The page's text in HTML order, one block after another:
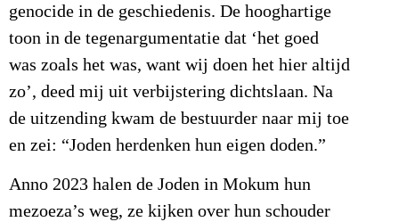
genocide in de geschiedenis. De hooghartige
toon in de tegenargumentatie dat ‘het goed
was zoals het was, want wij doen het hier altijd
zo’, deed mij uit verbijstering dichtslaan. Na
de uitzending kwam de bestuurder naar mij toe
en zei: “Joden herdenken hun eigen doden.”
Anno 2023 halen de Joden in Mokum hun
mezoeza’s weg, ze kijken over hun schouder